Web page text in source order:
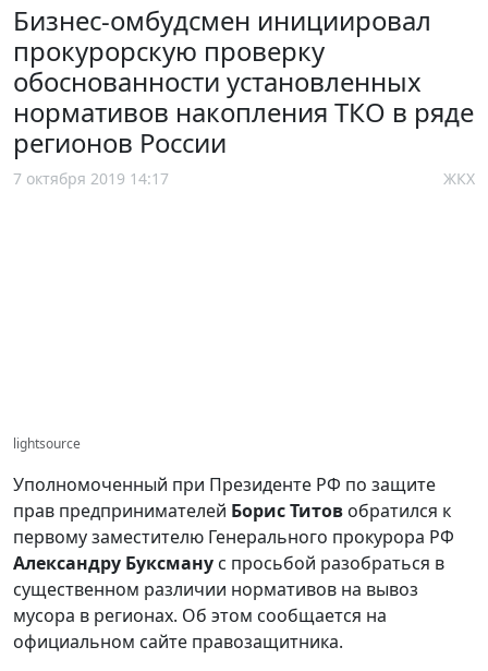
Бизнес-омбудсмен инициировал
прокурорскую проверку
обоснованности установленных
нормативов накопления ТКО в ряде
регионов России
7 октября 2019 14:17 ЖКХ
lightsource
Уполномоченный при Президенте РФ по защите
прав предпринимателей Борис Титов обратился к
первому заместителю Генерального прокурора РФ
Александру Буксману с просьбой разобраться в
существенном различии нормативов на вывоз
мусора в регионах. Об этом сообщается на
официальном сайте правозащитника.